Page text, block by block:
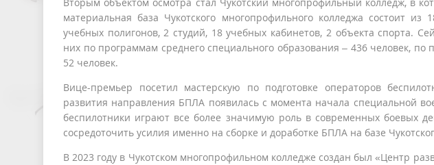
материальная база Чукотского многопрофильного колледжа состоит
учебных полигонов, 2 студий, 18 учебных кабинетов, 2 объекта спорта.
них по программам среднего специального образования – 436 человек,
52 человек.
Вице-премьер посетил мастерскую по подготовке операторов
развития направления БПЛА появилась с момента начала специальной
беспилотники играют все более значимую роль в современных боевых
сосредоточить усилия именно на сборке и доработке БПЛА на базе
В 2023 году в Чукотском многопрофильном колледже создан был «Центр